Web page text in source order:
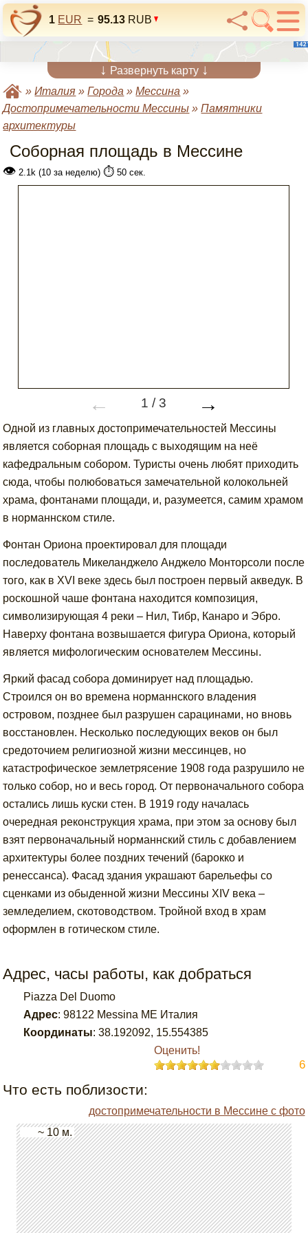
1 EUR = 95.13 RUB
↓ Развернуть карту ↓
»Италия »Города »Мессина »
Достопримечательности Мессины »Памятники
архитектуры
Соборная площадь в Мессине
👁 2.1k (10 за неделю) ⏱️ 50 сек.
← 1 /3 →
Одной из главных достопримечательностей Мессины
является соборная площадь с выходящим на неё
кафедральным собором. Туристы очень любят приходить
сюда, чтобы полюбоваться замечательной колокольней
храма, фонтанами площади, и, разумеется, самим храмом
в норманнском стиле.
Фонтан Ориона проектировал для площади
последователь Микеланджело Анджело Монторсоли после
того, как в XVI веке здесь был построен первый акведук. В
роскошной чаше фонтана находится композиция,
символизирующая 4 реки – Нил, Тибр, Канаро и Эбро.
Наверху фонтана возвышается фигура Ориона, который
является мифологическим основателем Мессины.
Яркий фасад собора доминирует над площадью.
Строился он во времена норманнского владения
островом, позднее был разрушен сарацинами, но вновь
восстановлен. Несколько последующих веков он был
средоточием религиозной жизни мессинцев, но
катастрофическое землетрясение 1908 года разрушило не
только собор, но и весь город. От первоначального собора
остались лишь куски стен. В 1919 году началась
очередная реконструкция храма, при этом за основу был
взят первоначальный норманнский стиль с добавлением
архитектуры более поздних течений (барокко и
ренессанса). Фасад здания украшают барельефы со
сценками из обыденной жизни Мессины XIV века –
земледелием, скотоводством. Тройной вход в храм
оформлен в готическом стиле.
Адрес, часы работы, как добраться
Piazza Del Duomo
Адрес:98122 Messina ME Италия
Координаты: 38.192092, 15.554385
Оценить!
6
Что есть поблизости:
достопримечательности в Мессине с фото
~ 10 м.